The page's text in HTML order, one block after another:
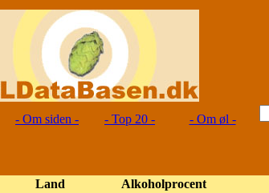
- Om siden - - Top 20 - - Om øl -
Land
Alkoholprocent